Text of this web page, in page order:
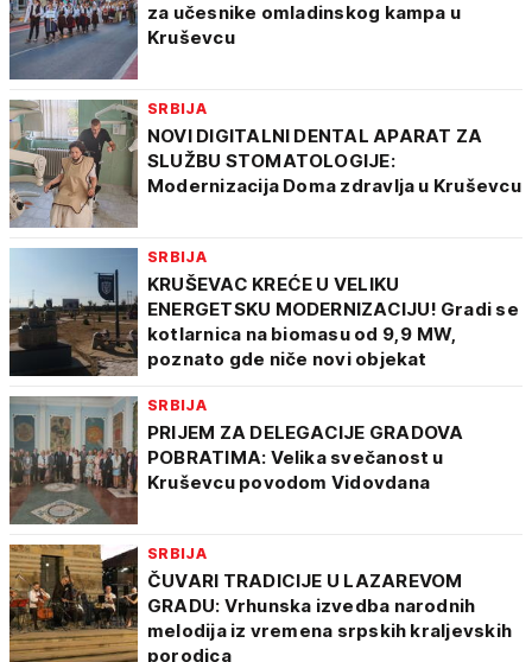
za učesnike omladinskog kampa u
Kruševcu
SRBIJA
NOVI DIGITALNI DENTAL APARAT ZA
SLUŽBU STOMATOLOGIJE:
Modernizacija Doma zdravlja u Kruševcu
SRBIJA
KRUŠEVAC KREĆE U VELIKU
ENERGETSKU MODERNIZACIJU! Gradi se
kotlarnica na biomasu od 9,9 MW,
poznato gde niče novi objekat
SRBIJA
PRIJEM ZA DELEGACIJE GRADOVA
POBRATIMA: Velika svečanost u
Kruševcu povodom Vidovdana
SRBIJA
ČUVARI TRADICIJE U LAZAREVOM
GRADU: Vrhunska izvedba narodnih
melodija iz vremena srpskih kraljevskih
porodica